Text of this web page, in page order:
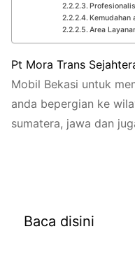
Kemudahan
Area
Pt Mora Trans
Mobil Bekasi untuk
anda bepergian ke
sumatera, jawa dan
Baca disini